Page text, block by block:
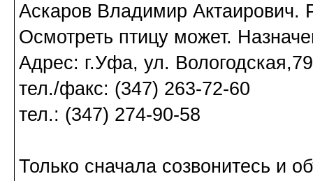
Аскаров Владимир Актаирович.
Осмотреть птицу может.
Адрес: г.Уфа, ул. Вологодская,79
тел./факс: (347) 263-72-60
тел.: (347) 274-90-58
Только сначала созвонитесь и